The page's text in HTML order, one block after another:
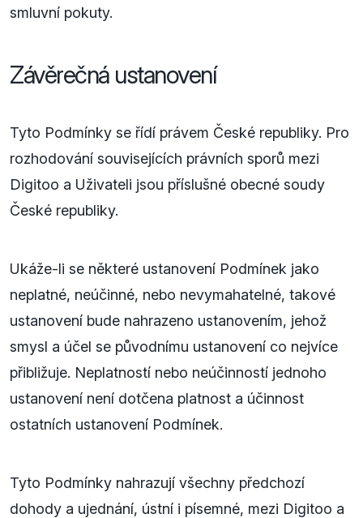
smluvní pokuty.
Závěrečná ustanovení
Tyto Podmínky se řídí právem České republiky. Pro
rozhodování souvisejících právních sporů mezi
Digitoo a Uživateli jsou příslušné obecné soudy
České republiky.
Ukáže-li se některé ustanovení Podmínek jako
neplatné, neúčinné, nebo nevymahatelné, takové
ustanovení bude nahrazeno ustanovením, jehož
smysl a účel se původnímu ustanovení co nejvíce
přibližuje. Neplatností nebo neúčinností jednoho
ustanovení není dotčena platnost a účinnost
ostatních ustanovení Podmínek.
Tyto Podmínky nahrazují všechny předchozí
dohody a ujednání, ústní i písemné, mezi Digitoo a